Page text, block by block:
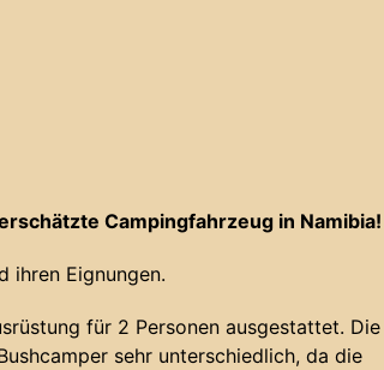
Campingfahrzeug in Namibia!
ihren Eignungen.
für 2 Personen ausgestattet. Die
sehr unterschiedlich, da die